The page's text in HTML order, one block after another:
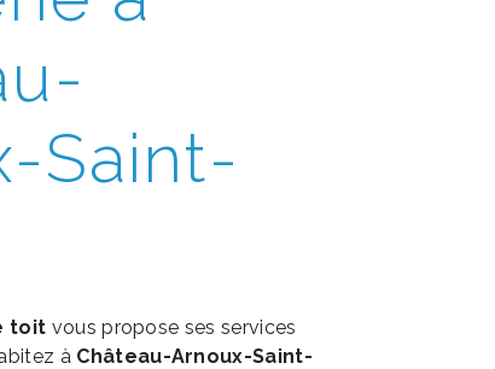
Saint-
toit vous propose ses services
à Château-Arnoux-Saint-